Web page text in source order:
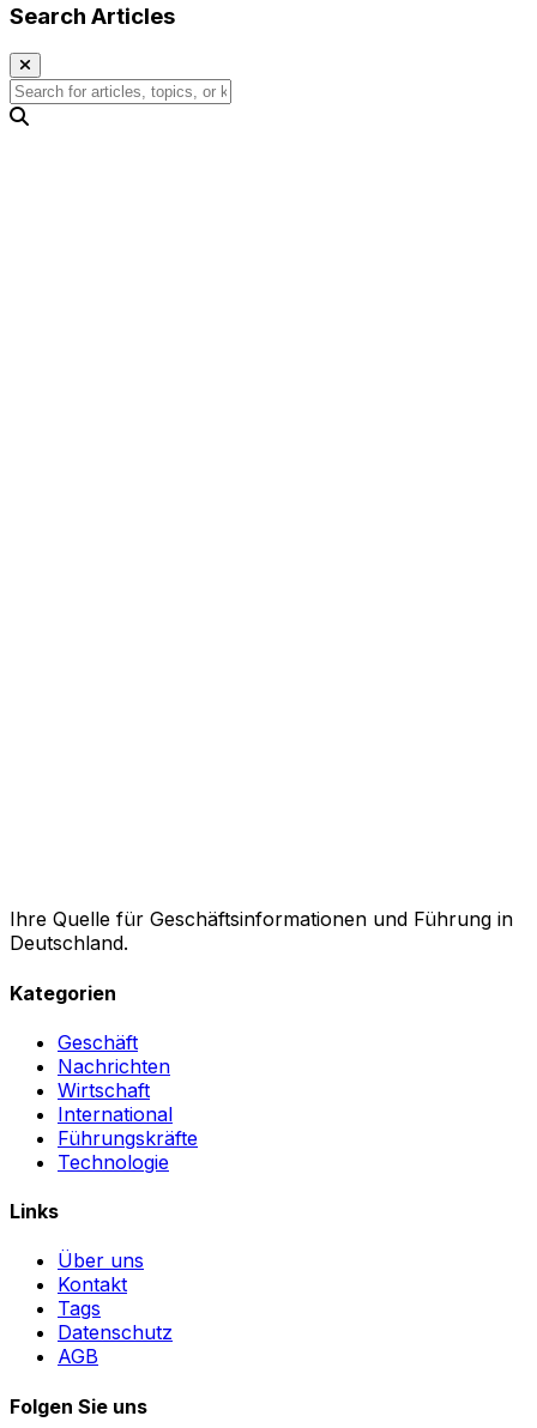
Search Articles
Ihre Quelle für Geschäftsinformationen und Führung in
Deutschland.
Kategorien
Geschäft
Nachrichten
Wirtschaft
International
Führungskräfte
Technologie
Links
Über uns
Kontakt
Tags
Datenschutz
AGB
Folgen Sie uns